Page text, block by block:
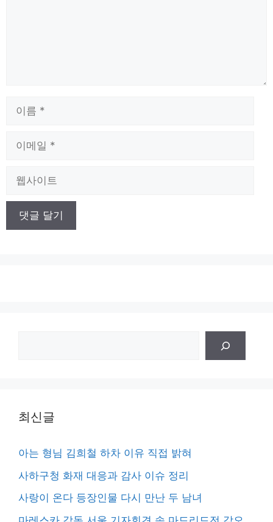
최신글
아는 형님 김희철 하차 이유 직접 밝혀
사하구청 화재 대응과 감사 이슈 정리
사랑이 온다 등장인물 다시 만난 두 남녀